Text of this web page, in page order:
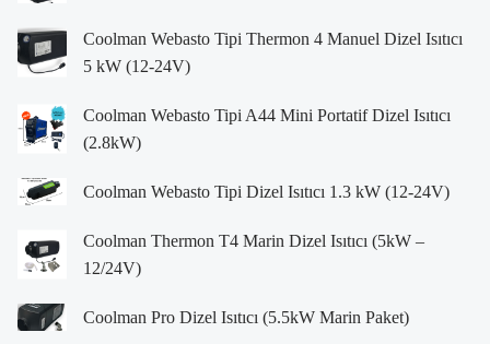
Coolman Webasto Tipi Thermon 4 Manuel Dizel Isıtıcı
5 kW (12-24V)
Coolman Webasto Tipi A44 Mini Portatif Dizel Isıtıcı
(2.8kW)
Coolman Webasto Tipi Dizel Isıtıcı 1.3 kW (12-24V)
Coolman Thermon T4 Marin Dizel Isıtıcı (5kW –
12/24V)
Coolman Pro Dizel Isıtıcı (5.5kW Marin Paket)